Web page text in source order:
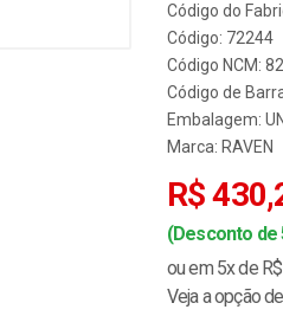
Código do
Código: 72244
Código NCM:
Código de
Embalagem:
Marca: RAVEN
R$
(Desconto de
ou em 5x de
Veja a opção